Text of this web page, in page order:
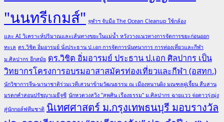
"นนทรีเกมส์" จุฬาฯ จับมือ The Ocean Cleanup ใช้กล้อง
และ AI วิเคราะห์ปริมาณและเส้นทางขยะในแม่น้ำ หวังวางแนวทางการจัดการขยะก่อนออก
ทะเล ดร.วิชิต อิ่มอารมย์ นั่งประธาน ป.เอก การจัดการนันทนาการ การท่องเที่ยวและกีฬา
ม.ศิลปากร อีกสมัย ดร.วิชิต อิ่มอารมย์ ประธาน ป.เอก ศิลปากร เป็น
วิทยากรโครงการอบรมอาสาสมัครท่องเที่ยวและกีฬา (อสทก.)
นักวิชาการจีน-นานาชาติร่วมเวทีเสวนาข้ามวัฒนธรรม ณ เมืองหนานผิง มณฑลฝูเจี้ยน สืบสาน
มรดกคำสอนปรัชญาเมธีจูซี นักหวดวงสวิง "สุพศิน เรืองธรรม" ม.ศิลปากร ฉายแวว จ่อดาวรุ่งมุ่ง
สู่นักกอล์ฟทีมชาติ นิเทศศาสตร์ ม.กรุงเทพธนบุรี มอบรางวัล